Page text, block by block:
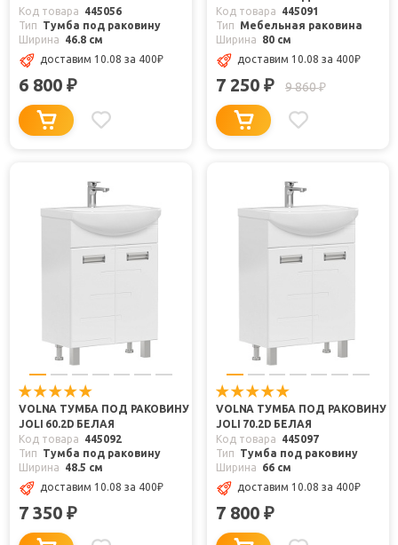
Код товара
445056
Тип
Тумба под раковину
Ширина
46.8 см
доставим 10.08 за 400₽
6 800 ₽
Код товара
445091
Тип
Мебельная раковина
Ширина
80 см
доставим 10.08 за 400₽
7 250 ₽ 9 860₽
VOLNA ТУМБА ПОД РАКОВИНУ
JOLI 60.2D БЕЛАЯ
Код товара
445092
Тип
Тумба под раковину
Ширина
48.5 см
доставим 10.08 за 400₽
7 350 ₽
VOLNA ТУМБА ПОД РАКОВИНУ
JOLI 70.2D БЕЛАЯ
Код товара
445097
Тип
Тумба под раковину
Ширина
66 см
доставим 10.08 за 400₽
7 800 ₽